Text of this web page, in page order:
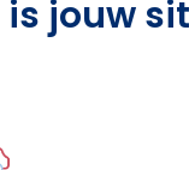
jouw